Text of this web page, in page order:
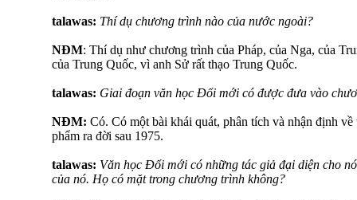
talawas: Thí dụ chương trình nào của nước ngoài?
NĐM: Thí dụ như chương trình của Pháp, của Nga, của
của Trung Quốc, vì anh Sử rất thạo Trung Quốc.
talawas: Giai đoạn văn học Đổi mới có được đưa vào
NĐM: Có. Có một bài khái quát, phân tích và nhận định
phẩm ra đời sau 1975.
talawas: Văn học Đổi mới có những tác giả đại diện cho
của nó. Họ có mặt trong chương trình không?